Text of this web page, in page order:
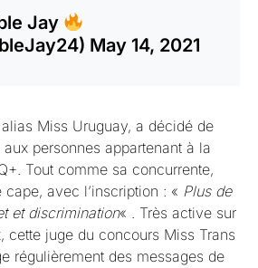
Jay
May 14, 2021
Miss Uruguay, a décidé de
personnes appartenant à la
Tout comme sa concurrente,
avec l’inscription : « Plus de
et discrimination« . Très active sur
cette juge du concours Miss Trans
régulièrement des messages de